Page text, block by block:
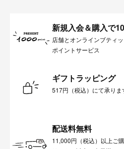
新規入会＆購入で
店舗とオンラインブティ
ポイントサービス
ギフトラッピング
517円（税込）にて承りま
配送料無料
11,000円（税込）以上ご